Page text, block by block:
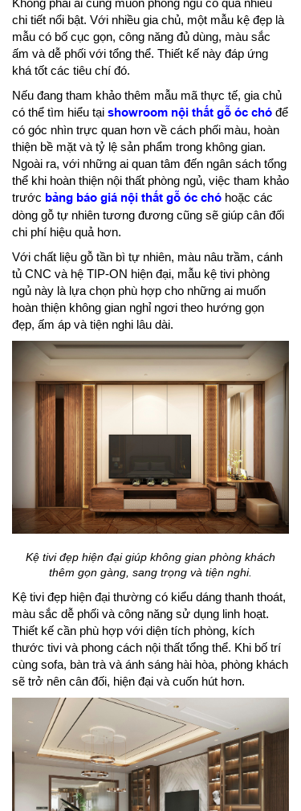
chi tiết nổi bật. Với nhiều gia chủ, một mẫu kệ đẹp là
mẫu có bố cục gọn, công năng đủ dùng, màu sắc
ấm và dễ phối với tổng thể. Thiết kế này đáp ứng
khá tốt các tiêu chí đó.
Nếu đang tham khảo thêm mẫu mã thực tế, gia chủ
có thể tìm hiểu tại showroom nội thất gỗ óc chó để
có góc nhìn trực quan hơn về cách phối màu, hoàn
thiện bề mặt và tỷ lệ sản phẩm trong không gian.
Ngoài ra, với những ai quan tâm đến ngân sách tổng
thể khi hoàn thiện nội thất phòng ngủ, việc tham khảo
trước bảng báo giá nội thất gỗ óc chó hoặc các
dòng gỗ tự nhiên tương đương cũng sẽ giúp cân đối
chi phí hiệu quả hơn.
Với chất liệu gỗ tần bì tự nhiên, màu nâu trầm, cánh
tủ CNC và hệ TIP-ON hiện đại, mẫu kệ tivi phòng
ngủ này là lựa chọn phù hợp cho những ai muốn
hoàn thiện không gian nghỉ ngơi theo hướng gọn
đẹp, ấm áp và tiện nghi lâu dài.
Kệ tivi đẹp hiện đại giúp không gian phòng khách
thêm gọn gàng, sang trọng và tiện nghi.
Kệ tivi đẹp hiện đại thường có kiểu dáng thanh thoát,
màu sắc dễ phối và công năng sử dụng linh hoạt.
Thiết kế cần phù hợp với diện tích phòng, kích
thước tivi và phong cách nội thất tổng thể. Khi bố trí
cùng sofa, bàn trà và ánh sáng hài hòa, phòng khách
sẽ trở nên cân đối, hiện đại và cuốn hút hơn.